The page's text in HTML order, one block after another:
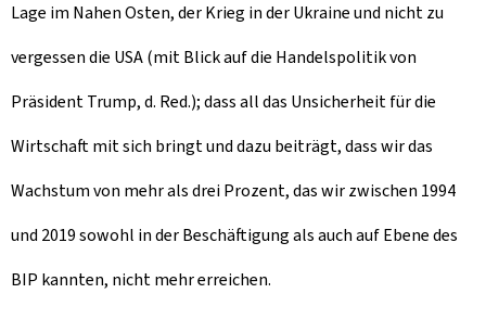
Lage im Nahen Osten, der Krieg in der Ukraine und nicht zu
vergessen die USA (mit Blick auf die Handelspolitik von
Präsident Trump, d. Red.); dass all das Unsicherheit für die
Wirtschaft mit sich bringt und dazu beiträgt, dass wir das
Wachstum von mehr als drei Prozent, das wir zwischen 1994
und 2019 sowohl in der Beschäftigung als auch auf Ebene des
BIP kannten, nicht mehr erreichen.